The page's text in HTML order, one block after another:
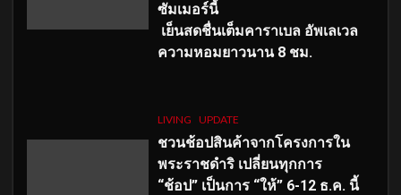
ซัมเมอร์นี้
เย็นสดชื่นเต็มคาราเบล อัพเลเวล
ความหอมยาวนาน 8 ชม.
LIVING UPDATE
ชวนช้อปสินค้าจากโครงการใน
พระราชดำริ เปลี่ยนทุกการ
“ช้อป” เป็นการ “ให้” 6-12 ธ.ค. นี้